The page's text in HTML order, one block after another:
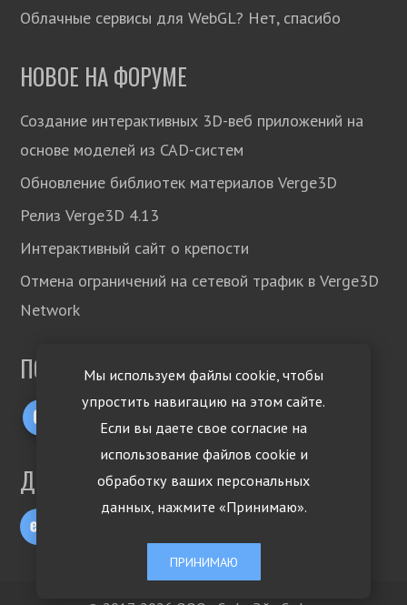
Мы используем файлы cookie, чтобы
упростить навигацию на этом сайте.
Если вы даете свое согласие на
использование файлов cookie и
обработку ваших персональных
данных, нажмите «Принимаю».
ПРИНИМАЮ
Облачные сервисы для WebGL? Нет, спасибо
НОВОЕ НА ФОРУМЕ
Создание интерактивных 3D-веб приложений на
основе моделей из CAD-систем
Обновление библиотек материалов Verge3D
Релиз Verge3D 4.13
Интерактивный сайт о крепости
Отмена ограничений на сетевой трафик в Verge3D
Network
ПОДПИСЫВАЙТЕСЬ!
ДРУГИЕ ЯЗЫКИ